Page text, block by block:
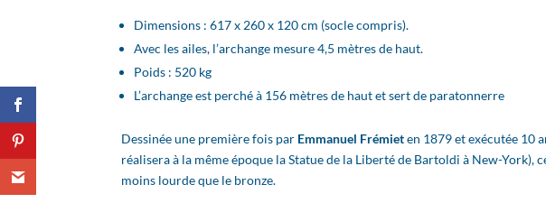
Dimensions : 617 x 260 x 120 cm (socle compris).
Avec les ailes, l’archange mesure 4,5 mètres de haut.
Poids : 520 kg
L’archange est perché à 156 mètres de haut et sert de paratonnerre
Dessinée une première fois par Emmanuel Frémieten 1879 et exécutée 10
réalisera à la même époque la Statue de la Liberté de Bartoldi à New-York),
moins lourde que le bronze.